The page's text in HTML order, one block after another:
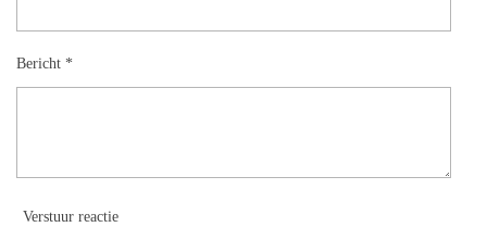
Bericht *
Verstuur reactie